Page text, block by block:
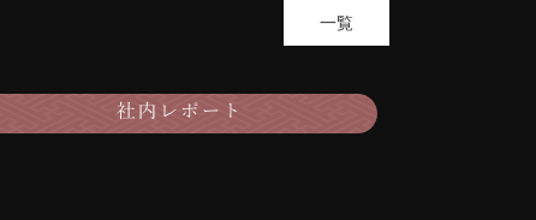
一覧